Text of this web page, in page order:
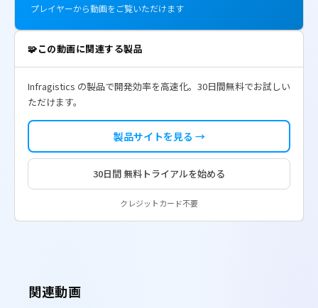
プレイヤーから動画をご覧いただけます
🧩この動画に関連する製品
Infragistics の製品で開発効率を高速化。30日間無料でお試しい
ただけます。
製品サイトを見る →
30日間 無料トライアルを始める
クレジットカード不要
関連動画